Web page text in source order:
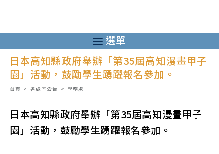
至
主
選單
日本高知縣政府舉辦「第35屆高知漫畫甲子
園」活動，鼓勵學生踴躍報名參加。
首頁 > 各處室公告 > 學務處
日本高知縣政府舉辦「第35屆高知漫畫甲子
園」活動，鼓勵學生踴躍報名參加。